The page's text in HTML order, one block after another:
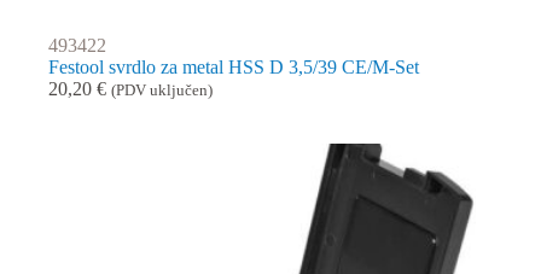
493422
Festool svrdlo za metal HSS D 3,5/39 CE/M-Set
20,20 € (PDV uključen)